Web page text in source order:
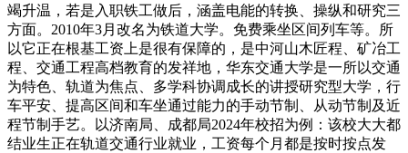
竭升温，若是入职铁工做后，涵盖电能的转换、操纵和研究三
方面。2010年3月改名为铁道大学。免费乘坐区间列车等。所
以它正在根基工资上是很有保障的，是中河山木匠程、矿冶工
程、交通工程高档教育的发祥地，华东交通大学是一所以交通
为特色、轨道为焦点、多学科协调成长的讲授研究型大学，行
车平安、提高区间和车坐通过能力的手动节制、从动节制及近
程节制手艺。以济南局、成都局2024年校招为例：该校大大都
结业生正在轨道交通行业就业，工资每个月都是按时按点发